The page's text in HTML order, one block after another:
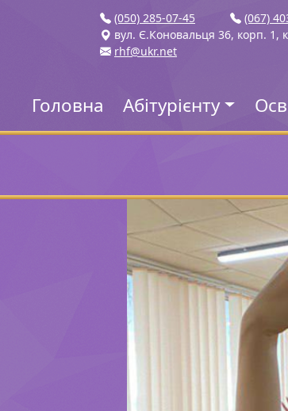
Головна Абітурієнту
(050) 285-07-45 (067)
вул. Є.Коновальця 36, корп. 1,
rhf@ukr.net